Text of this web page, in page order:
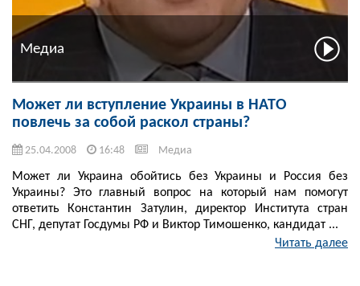
Медиа
Может ли вступление Украины в НАТО
повлечь за собой раскол страны?
25.04.2008 16:48 Медиа
Может ли Украина обойтись без Украины и Россия без
Украины? Это главный вопрос на который нам помогут
ответить Константин Затулин, директор Института стран
СНГ, депутат Госдумы РФ и Виктор Тимошенко, кандидат ...
Читать далее